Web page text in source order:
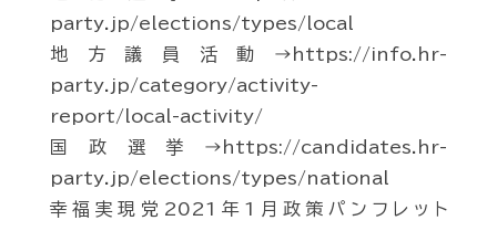
party.jp/elections/types/local
地方議員活動→https://info.hr-
party.jp/category/activity-
report/local-activity/
国政選挙→https://candidates.hr-
party.jp/elections/types/national
幸福実現党2021年1月政策パンフレット